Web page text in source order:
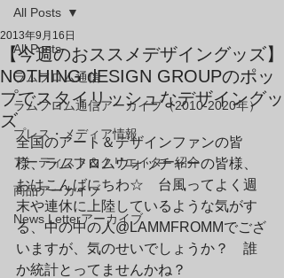
All Posts
ラムフロム通信
ラムフロム通信アーカイブ（2010-2020年）
プレス・メディア情報
アーティスト＆クリエイター紹介
商品アーカイブ
News Letterアーカイブ
All Posts
【今週のおススメデザイングッズ】
NOTHING dESIGN GROUPのポッ
プでスタイリッシュなデザイングッ
ズ
2013年9月16日
全国のアート＆デザインファンの皆
様、ラムフロムウォッチャーの皆様、
おはこんばにちわ☆　台風ってよく週
末や連休に上陸しているような気がす
る、中の中の人@LAMMFROMMでござ
いますが、気のせいでしょうか？　誰
か統計とってませんかね？